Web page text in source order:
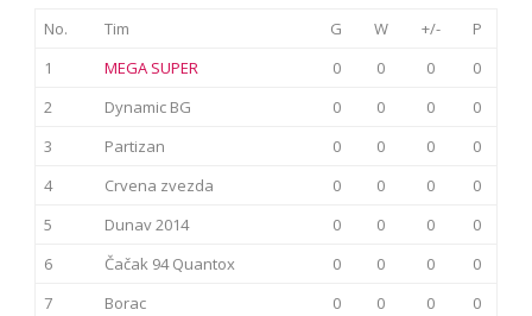
No. Tim G W +/-
P
1
MEGA SUPER 0 0 0
0
2
Dynamic BG 0 0 0
0
3
Partizan 0 0 0
0
4
Crvena zvezda 0 0 0
0
5
Dunav 2014 0 0 0
0
6
Čačak 94 Quantox 0 0 0
0
7
Borac 0 0 0
0